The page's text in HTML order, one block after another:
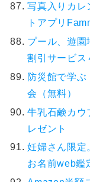
写真入りカレ
トアプリ
プール、遊園
割引サービス
防災館で学
会（無料）
牛乳石鹸カウ
レゼント
妊婦さん限定
お名前web鑑